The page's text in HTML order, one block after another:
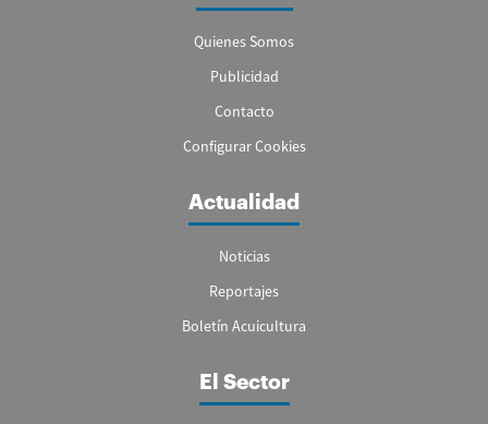
Quienes Somos
Publicidad
Contacto
Configurar Cookies
Actualidad
Noticias
Reportajes
Boletín Acuicultura
El Sector